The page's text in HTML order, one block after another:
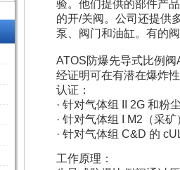
验。他们提供的部件产
的开/关阀。公司还提供
泵、阀门和油缸。有的
ATOS防爆先导式比例
经证明可在有潜在爆炸
认证：
· 针对气体组 II 2G 和粉
· 针对气体组 I M2（采
· 针对气体组 C&D 的
工作原理：